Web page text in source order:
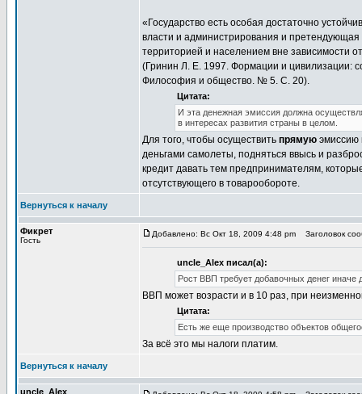
«Государство есть особая достаточно
власти и администрирования и
территорией и населением вне зависимости
(Гринин Л. Е. 1997. Формации и цивилизации:
Философия и общество. № 5. С. 20).
Цитата:
И эта денежная эмиссия должна
в интересах развития страны в целом.
Для того, чтобы осуществить прямую эмиссию
деньгами самолеты, подняться ввысь и
кредит давать тем предпринимателям,
отсутствующего в товарообороте.
Вернуться к началу
Фикрет
Гость
Добавлено: Вс Окт 18, 2009 4:48 pm Заголовок
uncle_Alex писал(а):
Рост ВВП требует добавочных денег иначе
ВВП может возрасти и в 10 раз, при
Цитата:
Есть же еще производство объектов
За всё это мы налоги платим.
Вернуться к началу
uncle_Alex